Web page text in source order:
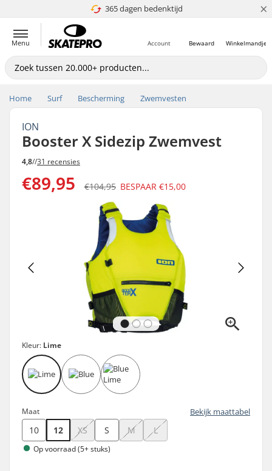
365 dagen bedenktijd
4.8 van 5 ×
Menu Winkelmandje
Bewaard
Account
Home Surf Bescherming Zwemvesten
ION
Booster X Sidezip Zwemvest
4,8//31 recensies
€89,95 €104,95 BESPAAR €15,00
Kleur: Lime
Maat Bekijk maattabel
10 12 XS S M L
Op voorraad (5+ stuks)